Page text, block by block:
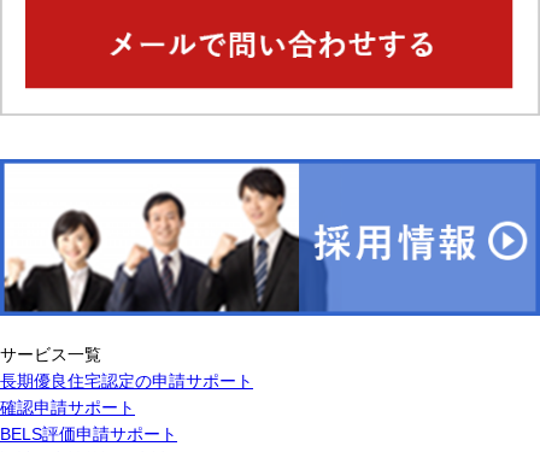
サービス一覧
長期優良住宅認定の申請サポート
確認申請サポート
BELS評価申請サポート